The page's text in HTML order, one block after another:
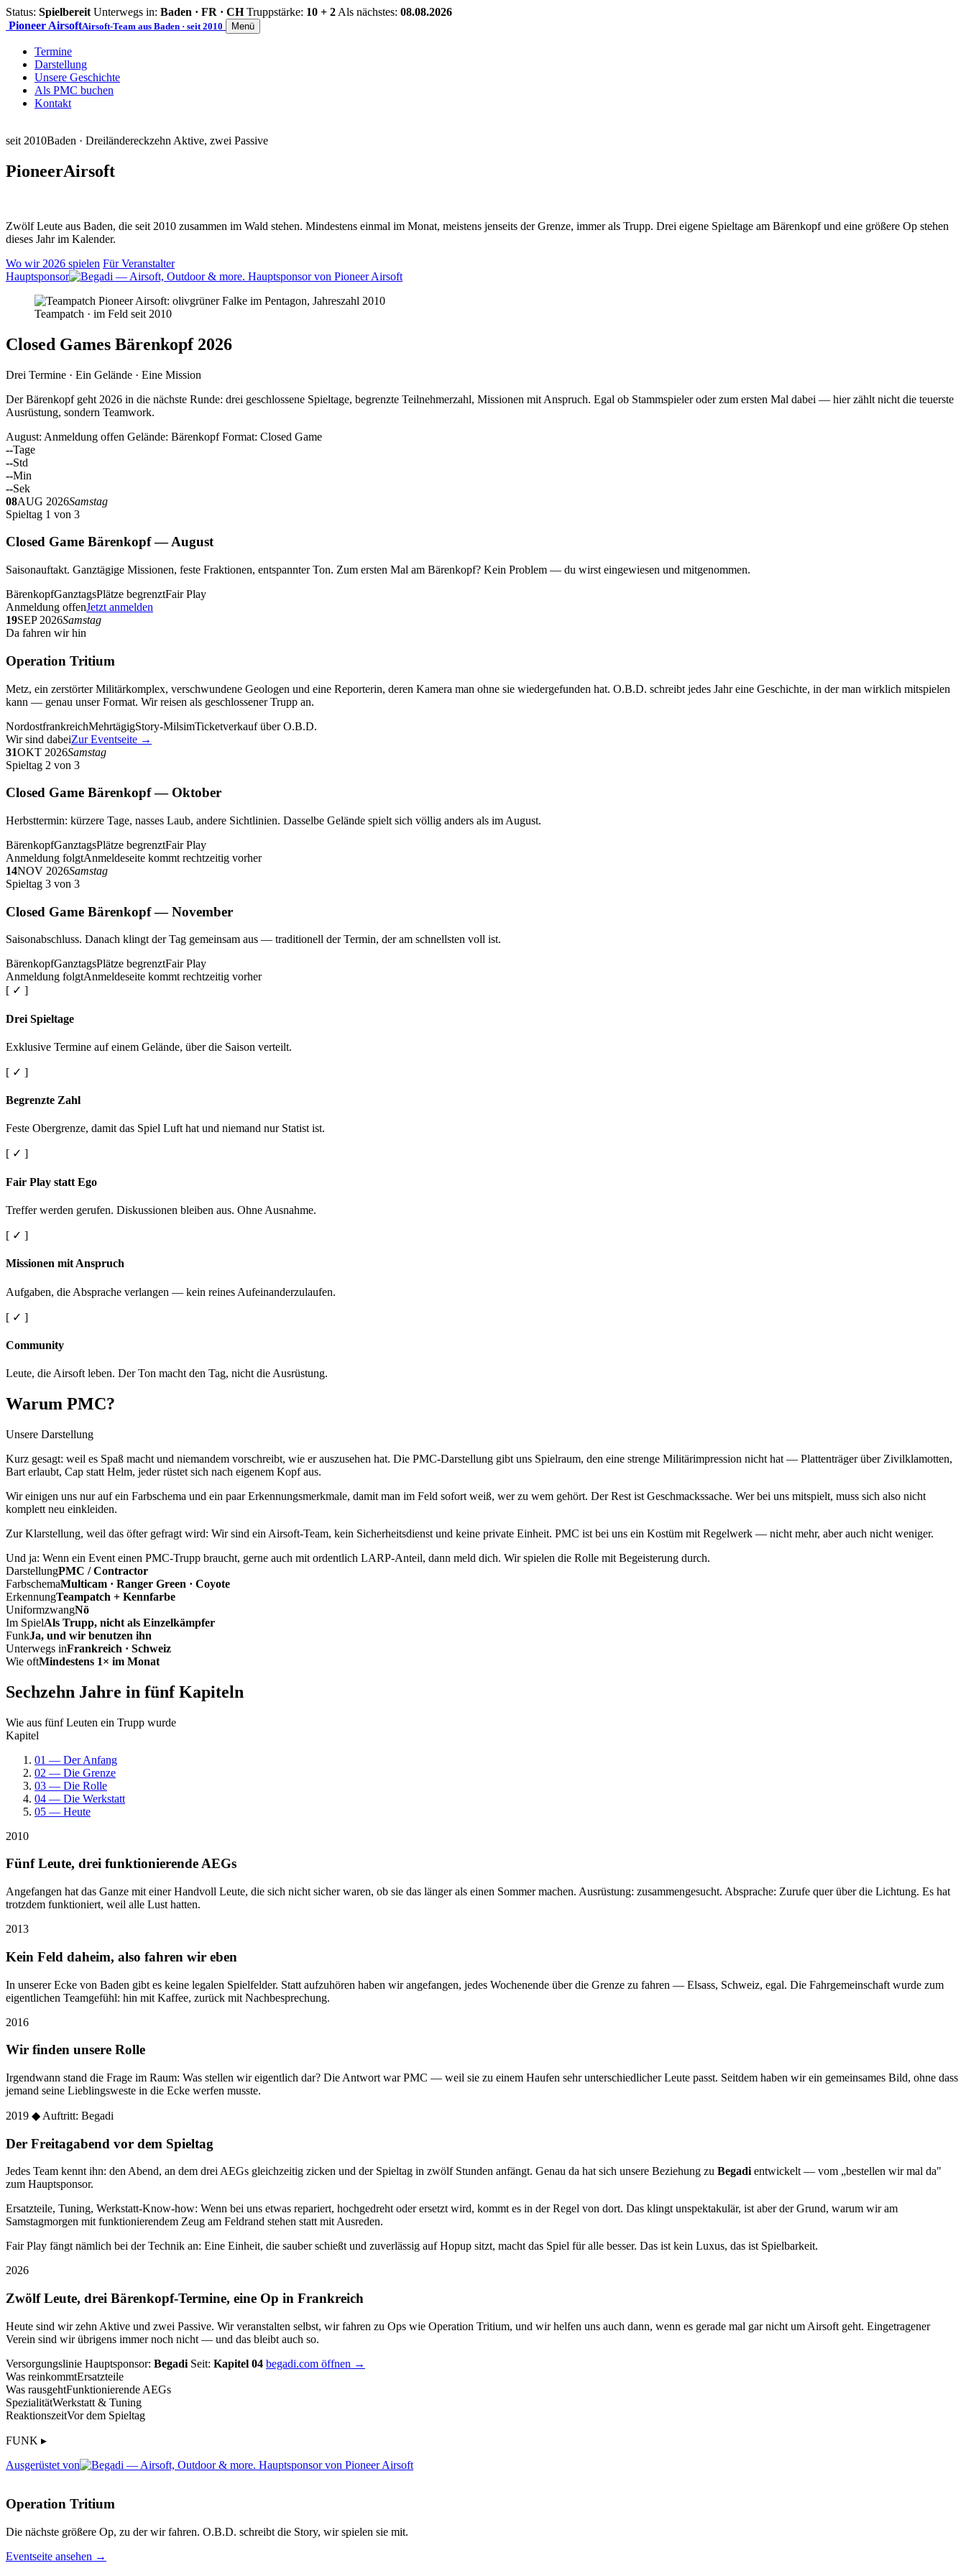
Status: Spielbereit Unterwegs in: Baden · FR · CH Truppstärke: 10 + 2 Als nächstes: 08.08.2026
Pioneer AirsoftAirsoft-Team aus Baden · seit 2010 Menü
Termine
Darstellung
Unsere Geschichte
Als PMC buchen
Kontakt
seit 2010Baden · Dreiländereckzehn Aktive, zwei Passive
PioneerAirsoft
Zwölf Leute aus Baden, die seit 2010 zusammen im Wald stehen. Mindestens einmal im Monat, meistens jenseits der Grenze, immer als Trupp. Drei eigene Spieltage am Bärenkopf und eine größere Op stehen
dieses Jahr im Kalender.
Wo wir 2026 spielen Für Veranstalter
Hauptsponsor
Teampatch · im Feld seit 2010
Closed Games Bärenkopf 2026
Drei Termine · Ein Gelände · Eine Mission
Der Bärenkopf geht 2026 in die nächste Runde: drei geschlossene Spieltage, begrenzte Teilnehmerzahl, Missionen mit Anspruch. Egal ob Stammspieler oder zum ersten Mal dabei — hier zählt nicht die teuerste
Ausrüstung, sondern Teamwork.
August: Anmeldung offen Gelände: Bärenkopf Format: Closed Game
--Tage
--Std
--Min
--Sek
08AUG 2026Samstag
Spieltag 1 von 3
Closed Game Bärenkopf — August
Saisonauftakt. Ganztägige Missionen, feste Fraktionen, entspannter Ton. Zum ersten Mal am Bärenkopf? Kein Problem — du wirst eingewiesen und mitgenommen.
BärenkopfGanztagsPlätze begrenztFair Play
Anmeldung offenJetzt anmelden
19SEP 2026Samstag
Da fahren wir hin
Operation Tritium
Metz, ein zerstörter Militärkomplex, verschwundene Geologen und eine Reporterin, deren Kamera man ohne sie wiedergefunden hat. O.B.D. schreibt jedes Jahr eine Geschichte, in der man wirklich mitspielen
kann — genau unser Format. Wir reisen als geschlossener Trupp an.
NordostfrankreichMehrtägigStory-MilsimTicketverkauf über O.B.D.
Wir sind dabeiZur Eventseite →
31OKT 2026Samstag
Spieltag 2 von 3
Closed Game Bärenkopf — Oktober
Herbsttermin: kürzere Tage, nasses Laub, andere Sichtlinien. Dasselbe Gelände spielt sich völlig anders als im August.
BärenkopfGanztagsPlätze begrenztFair Play
Anmeldung folgtAnmeldeseite kommt rechtzeitig vorher
14NOV 2026Samstag
Spieltag 3 von 3
Closed Game Bärenkopf — November
Saisonabschluss. Danach klingt der Tag gemeinsam aus — traditionell der Termin, der am schnellsten voll ist.
BärenkopfGanztagsPlätze begrenztFair Play
Anmeldung folgtAnmeldeseite kommt rechtzeitig vorher
[ ✓ ]
Drei Spieltage
Exklusive Termine auf einem Gelände, über die Saison verteilt.
[ ✓ ]
Begrenzte Zahl
Feste Obergrenze, damit das Spiel Luft hat und niemand nur Statist ist.
[ ✓ ]
Fair Play statt Ego
Treffer werden gerufen. Diskussionen bleiben aus. Ohne Ausnahme.
[ ✓ ]
Missionen mit Anspruch
Aufgaben, die Absprache verlangen — kein reines Aufeinanderzulaufen.
[ ✓ ]
Community
Leute, die Airsoft leben. Der Ton macht den Tag, nicht die Ausrüstung.
Warum PMC?
Unsere Darstellung
Kurz gesagt: weil es Spaß macht und niemandem vorschreibt, wie er auszusehen hat. Die PMC-Darstellung gibt uns Spielraum, den eine strenge Militärimpression nicht hat — Plattenträger über Zivilklamotten,
Bart erlaubt, Cap statt Helm, jeder rüstet sich nach eigenem Kopf aus.
Wir einigen uns nur auf ein Farbschema und ein paar Erkennungsmerkmale, damit man im Feld sofort weiß, wer zu wem gehört. Der Rest ist Geschmackssache. Wer bei uns mitspielt, muss sich also nicht
komplett neu einkleiden.
Zur Klarstellung, weil das öfter gefragt wird: Wir sind ein Airsoft-Team, kein Sicherheitsdienst und keine private Einheit. PMC ist bei uns ein Kostüm mit Regelwerk — nicht mehr, aber auch nicht weniger.
Und ja: Wenn ein Event einen PMC-Trupp braucht, gerne auch mit ordentlich LARP-Anteil, dann meld dich. Wir spielen die Rolle mit Begeisterung durch.
DarstellungPMC / Contractor
FarbschemaMulticam · Ranger Green · Coyote
ErkennungTeampatch + Kennfarbe
UniformzwangNö
Im SpielAls Trupp, nicht als Einzelkämpfer
FunkJa, und wir benutzen ihn
Unterwegs inFrankreich · Schweiz
Wie oftMindestens 1× im Monat
Sechzehn Jahre in fünf Kapiteln
Wie aus fünf Leuten ein Trupp wurde
Kapitel
01 — Der Anfang
02 — Die Grenze
03 — Die Rolle
04 — Die Werkstatt
05 — Heute
2010
Fünf Leute, drei funktionierende AEGs
Angefangen hat das Ganze mit einer Handvoll Leute, die sich nicht sicher waren, ob sie das länger als einen Sommer machen. Ausrüstung: zusammengesucht. Absprache: Zurufe quer über die Lichtung. Es hat
trotzdem funktioniert, weil alle Lust hatten.
2013
Kein Feld daheim, also fahren wir eben
In unserer Ecke von Baden gibt es keine legalen Spielfelder. Statt aufzuhören haben wir angefangen, jedes Wochenende über die Grenze zu fahren — Elsass, Schweiz, egal. Die Fahrgemeinschaft wurde zum
eigentlichen Teamgefühl: hin mit Kaffee, zurück mit Nachbesprechung.
2016
Wir finden unsere Rolle
Irgendwann stand die Frage im Raum: Was stellen wir eigentlich dar? Die Antwort war PMC — weil sie zu einem Haufen sehr unterschiedlicher Leute passt. Seitdem haben wir ein gemeinsames Bild, ohne dass
jemand seine Lieblingsweste in die Ecke werfen musste.
2019 ◆ Auftritt: Begadi
Der Freitagabend vor dem Spieltag
Jedes Team kennt ihn: den Abend, an dem drei AEGs gleichzeitig zicken und der Spieltag in zwölf Stunden anfängt. Genau da hat sich unsere Beziehung zu Begadientwickelt — vom „bestellen wir mal da"
zum Hauptsponsor.
Ersatzteile, Tuning, Werkstatt-Know-how: Wenn bei uns etwas repariert, hochgedreht oder ersetzt wird, kommt es in der Regel von dort. Das klingt unspektakulär, ist aber der Grund, warum wir am
Samstagmorgen mit funktionierendem Zeug am Feldrand stehen statt mit Ausreden.
Fair Play fängt nämlich bei der Technik an: Eine Einheit, die sauber schießt und zuverlässig auf Hopup sitzt, macht das Spiel für alle besser. Das ist kein Luxus, das ist Spielbarkeit.
2026
Zwölf Leute, drei Bärenkopf-Termine, eine Op in Frankreich
Heute sind wir zehn Aktive und zwei Passive. Wir veranstalten selbst, wir fahren zu Ops wie Operation Tritium, und wir helfen uns auch dann, wenn es gerade mal gar nicht um Airsoft geht. Eingetragener
Verein sind wir übrigens immer noch nicht — und das bleibt auch so.
Versorgungslinie Hauptsponsor: Begadi Seit: Kapitel 04 begadi.com öffnen →
Was reinkommtErsatzteile
Was rausgehtFunktionierende AEGs
SpezialitätWerkstatt & Tuning
ReaktionszeitVor dem Spieltag
FUNK ▸
Ausgerüstet von
Operation Tritium
Die nächste größere Op, zu der wir fahren. O.B.D. schreibt die Story, wir spielen sie mit.
Eventseite ansehen →